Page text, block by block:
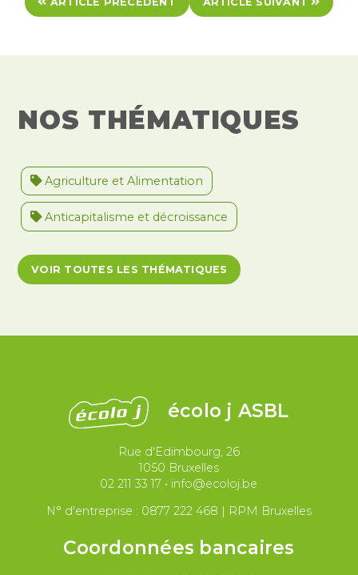
NOS THÉMATIQUES
Agriculture et Alimentation
Anticapitalisme et décroissance
Antiracisme et décolonisation
Antivalidisme Climat et environnement
Justice et violences policières
Migrations et asile
Paix et droit international
VOIR TOUTES LES THÉMATIQUES
écolo j ASBL
Rue d'Edimbourg, 26
1050 Bruxelles
02 211 33 17 • info@ecoloj.be
N° d'entreprise : 0877 222 468 | RPM Bruxelles
Coordonnées bancaires